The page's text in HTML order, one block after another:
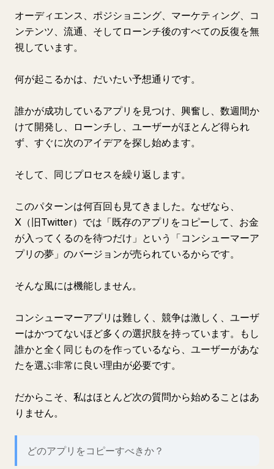
オーディエンス、ポジショニング、マーケティング、コ
ンテンツ、流通、そしてローンチ後のすべての反復を無
視しています。
何が起こるかは、だいたい予想通りです。
誰かが成功しているアプリを見つけ、興奮し、数週間か
けて開発し、ローンチし、ユーザーがほとんど得られ
ず、すぐに次のアイデアを探し始めます。
そして、同じプロセスを繰り返します。
このパターンは何百回も見てきました。なぜなら、
X（旧Twitter）では「既存のアプリをコピーして、お金
が入ってくるのを待つだけ」という「コンシューマーア
プリの夢」のバージョンが売られているからです。
そんな風には機能しません。
コンシューマーアプリは難しく、競争は激しく、ユーザ
ーはかつてないほど多くの選択肢を持っています。もし
誰かと全く同じものを作っているなら、ユーザーがあな
たを選ぶ非常に良い理由が必要です。
だからこそ、私はほとんど次の質問から始めることはあ
りません。
どのアプリをコピーすべきか？